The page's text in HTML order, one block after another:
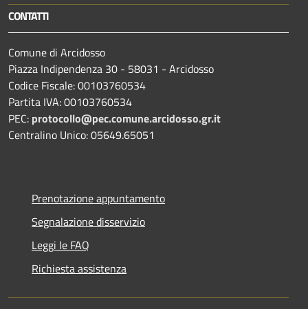
CONTATTI
Comune di Arcidosso
Piazza Indipendenza 30 - 58031 - Arcidosso
Codice Fiscale: 00103760534
Partita IVA: 00103760534
PEC: protocollo@pec.comune.arcidosso.gr.it
Centralino Unico: 05649.65051
Prenotazione appuntamento
Segnalazione disservizio
Leggi le FAQ
Richiesta assistenza